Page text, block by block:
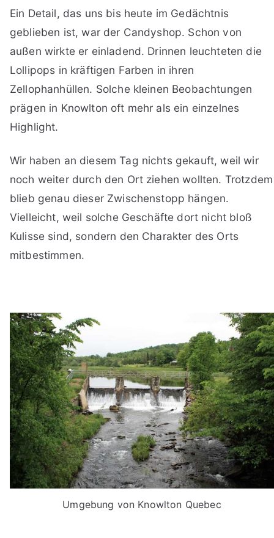
Ein Detail, das uns bis heute im Gedächtnis
geblieben ist, war der Candyshop. Schon von
außen wirkte er einladend. Drinnen leuchteten die
Lollipops in kräftigen Farben in ihren
Zellophanhüllen. Solche kleinen Beobachtungen
prägen in Knowlton oft mehr als ein einzelnes
Highlight.
Wir haben an diesem Tag nichts gekauft, weil wir
noch weiter durch den Ort ziehen wollten. Trotzdem
blieb genau dieser Zwischenstopp hängen.
Vielleicht, weil solche Geschäfte dort nicht bloß
Kulisse sind, sondern den Charakter des Orts
mitbestimmen.
Umgebung von Knowlton Quebec